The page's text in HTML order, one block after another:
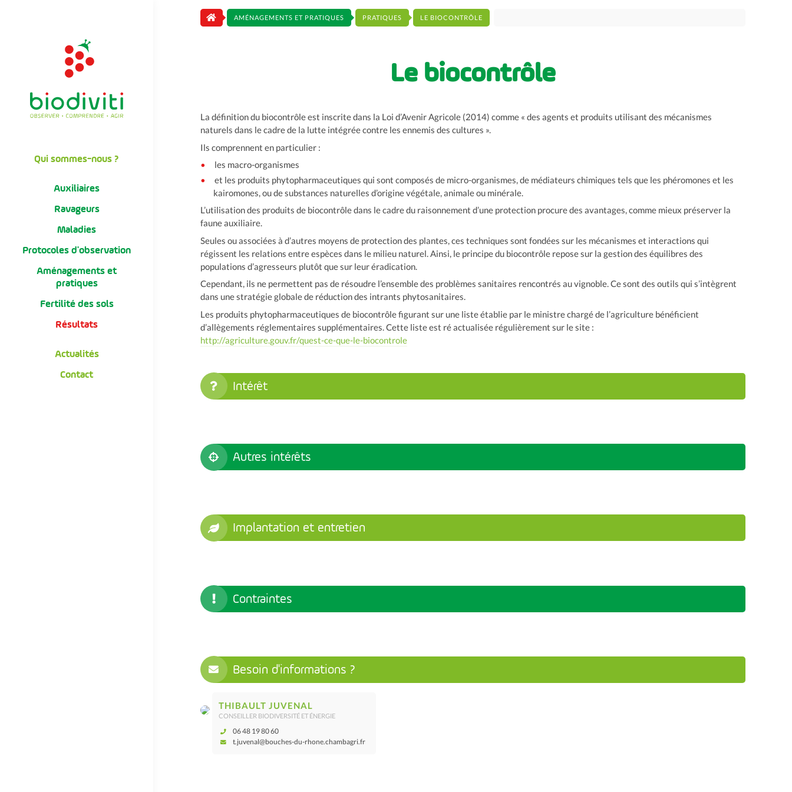
Qui sommes-nous ?
Auxiliaires
Ravageurs
Maladies
Protocoles d'observation
Aménagements et
pratiques
Fertilité des sols
Résultats
Actualités
Contact
AMÉNAGEMENTS ET PRATIQUES PRATIQUES LE BIOCONTRÔLE
Le biocontrôle
La définition du biocontrôle est inscrite dans la Loi d’Avenir Agricole (2014) comme « des agents et produits utilisant des mécanismes
naturels dans le cadre de la lutte intégrée contre les ennemis des cultures ».
Ils comprennent en particulier :
les macro-organismes
et les produits phytopharmaceutiques qui sont composés de micro-organismes, de médiateurs chimiques tels que les phéromones et les
kairomones, ou de substances naturelles d’origine végétale, animale ou minérale.
L’utilisation des produits de biocontrôle dans le cadre du raisonnement d’une protection procure des avantages, comme mieux préserver la
faune auxiliaire.
Seules ou associées à d’autres moyens de protection des plantes, ces techniques sont fondées sur les mécanismes et interactions qui
régissent les relations entre espèces dans le milieu naturel. Ainsi, le principe du biocontrôle repose sur la gestion des équilibres des
populations d’agresseurs plutôt que sur leur éradication.
Cependant, ils ne permettent pas de résoudre l’ensemble des problèmes sanitaires rencontrés au vignoble. Ce sont des outils qui s’intègrent
dans une stratégie globale de réduction des intrants phytosanitaires.
Les produits phytopharmaceutiques de biocontrôle figurant sur une liste établie par le ministre chargé de l’agriculture bénéficient
d’allègements réglementaires supplémentaires. Cette liste est ré actualisée régulièrement sur le site :
http://agriculture.gouv.fr/quest-ce-que-le-biocontrole
Intérêt
Autres intérêts
Implantation et entretien
Contraintes
Besoin d'informations ?
THIBAULT JUVENAL
CONSEILLER BIODIVERSITÉ ET ÉNERGIE
06 48 19 80 60
t.juvenal@bouches-du-rhone.chambagri.fr